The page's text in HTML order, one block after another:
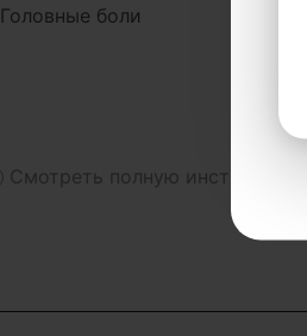
Головные боли
Смотреть полную инструкцию